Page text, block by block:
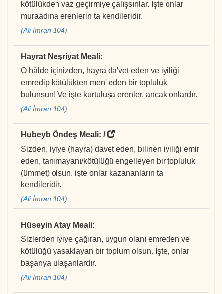
kötülükden vaz geçirmiye çalışsınlar. İşte onlar
muraadına erenlerin ta kendileridir.
(Ali İmran 104)
Hayrat Neşriyat Meali:
O hâlde içinizden, hayra da'vet eden ve iyiliği
emredip kötülükten men' eden bir topluluk
bulunsun! Ve işte kurtuluşa erenler, ancak onlardır.
(Ali İmran 104)
Hubeyb Öndeş Meali: /
Sizden, iyiye (hayra) davet eden, bilinen iyiliği emir
eden, tanımayanı/kötülüğü engelleyen bir topluluk
(ümmet) olsun, işte onlar kazananların ta
kendileridir.
(Ali İmran 104)
Hüseyin Atay Meali:
Sizlerden iyiye çağıran, uygun olanı emreden ve
kötülüğü yasaklayan bir toplum olsun. İşte, onlar
başarıya ulaşanlardır.
(Ali İmran 104)